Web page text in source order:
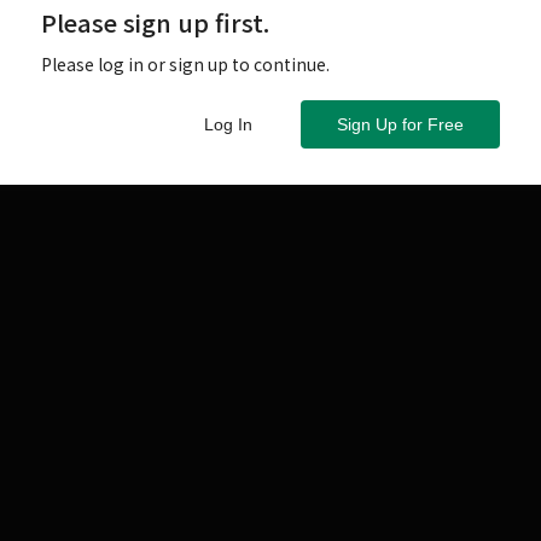
開始接觸高級音響之時，LS3/5A的大名就如雷貫耳。音
你就不算是音響迷」。
Please sign up first.
Please log in or sign up to continue.
Sign Up for Free
Log In